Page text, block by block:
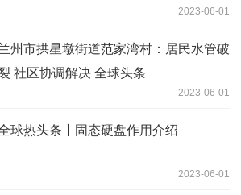
2023-06-01
州市拱星墩街道范家湾村：居民水管破
社区协调解决 全球头条
2023-06-01
球热头条丨固态硬盘作用介绍
2023-06-01